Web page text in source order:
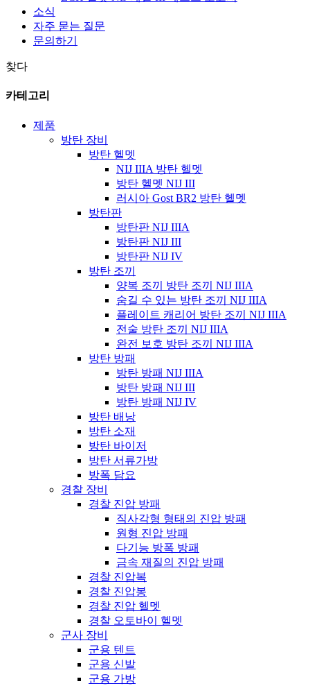
소식
자주 묻는 질문
문의하기
찾다
카테고리
제품
방탄 장비
방탄 헬멧
NIJ IIIA 방탄 헬멧
방탄 헬멧 NIJ III
러시아 Gost BR2 방탄 헬멧
방탄판
방탄판 NIJ IIIA
방탄판 NIJ III
방탄판 NIJ IV
방탄 조끼
양복 조끼 방탄 조끼 NIJ IIIA
숨길 수 있는 방탄 조끼 NIJ IIIA
플레이트 캐리어 방탄 조끼 NIJ IIIA
전술 방탄 조끼 NIJ IIIA
완전 보호 방탄 조끼 NIJ IIIA
방탄 방패
방탄 방패 NIJ IIIA
방탄 방패 NIJ III
방탄 방패 NIJ IV
방탄 배낭
방탄 소재
방탄 바이저
방탄 서류가방
방폭 담요
경찰 장비
경찰 진압 방패
직사각형 형태의 진압 방패
원형 진압 방패
다기능 방폭 방패
금속 재질의 진압 방패
경찰 진압복
경찰 진압봉
경찰 진압 헬멧
경찰 오토바이 헬멧
군사 장비
군용 텐트
군용 신발
군용 가방